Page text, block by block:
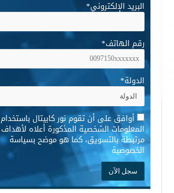
البريد الإلكتروني*
رقم الهاتف*
الدولة*
* أوافق على أن تقوم نور كابيتال باستخدام
المعلومات الشخصية المذكورة أعلاه لأهداف
مرتبطة بالتسويق، كما هو موضح بسياسة
الخصوصية